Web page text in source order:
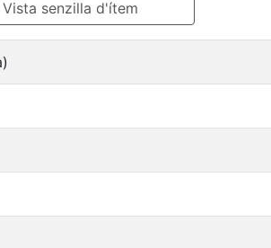
Vista senzilla d'ítem